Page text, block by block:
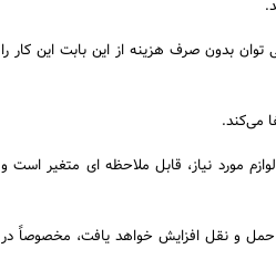
بدون صرف هزینه از این بابت این کار را
می‌کند.
مورد نیاز، قابل ملاحظه‌ ای متغیر است و
حمل و نقل افزایش خواهد یافت، مخصوصاً در